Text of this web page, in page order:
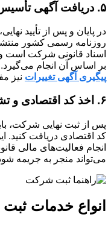
۵. دریافت آگهی تأسیس
در پایان و پس از تأیید
روزنامه رسمی کشور
اسناد قانونی شرکت است
بر اساس آن انجام می‌گیرد.
پیگیری آگهی تغییرات نیز
۶. اخذ کد اقتصادی و تشکیل پرونده مالیاتی
پس از ثبت نهایی شرکت،
کد اقتصادی دریافت کنید.
انجام فعالیت‌های مالی
می‌تواند منجر به جریمه
انواع خدمات